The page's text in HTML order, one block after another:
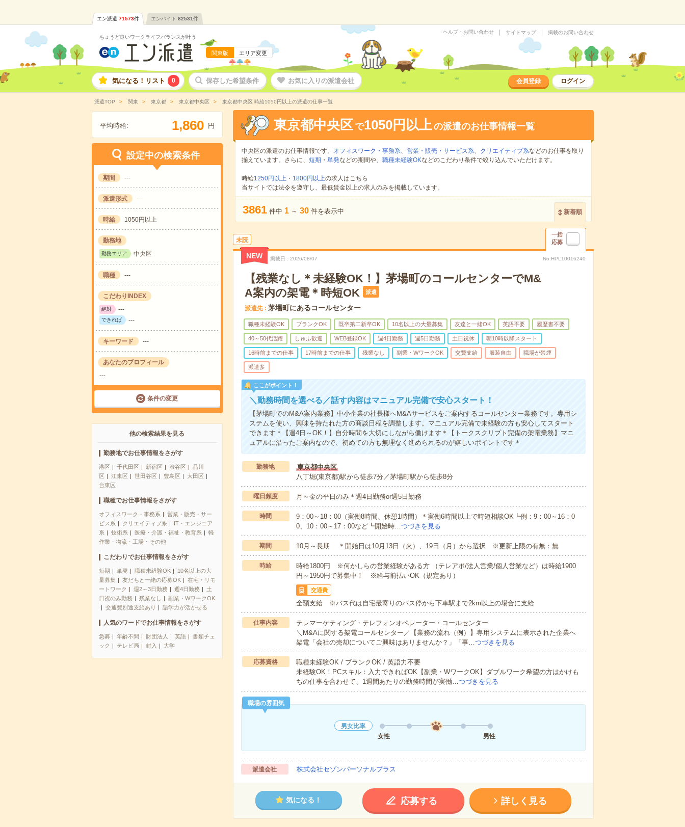
エン派遣 71573件 エンバイト 82531件
ちょうど良いワークライフバランスが叶う
関東版 エリア変更
ヘルプ・お問い合わせ サイトマップ 掲載のお問い合わせ
気になる！リスト 0 保存した希望条件 お気に入りの派遣会社 会員登録 ログイン
派遣TOP 関東 東京都 東京都中央区 東京都中央区 時給1050円以上の派遣の仕事一覧
平均時給: 1,860 円
設定中の検索条件
期間 ---
派遣形式 ---
時給 1050円以上
勤務地
勤務エリア 中央区
職種 ---
こだわりINDEX
絶対 ---
できれば ---
キーワード ---
あなたのプロフィール
---
条件の変更
他の検索結果を見る
勤務地でお仕事情報をさがす
港区 千代田区 新宿区 渋谷区
品川
区
江東区 世田谷区 豊島区
大田区
台東区
職種でお仕事情報をさがす
オフィスワーク・事務系
営業・販売・サー
ビス系
クリエイティブ系
IT・エンジニア
系
技術系 医療・介護・福祉・教育系
軽
作業・物流・工場・その他
こだわりでお仕事情報をさがす
短期 単発 職種未経験OK
10名以上の大
量募集
友だちと一緒の応募OK
在宅・リモ
ートワーク
週2～3日勤務 週4日勤務
土
日祝のみ勤務
残業なし
副業・WワークOK
交通費別途支給あり
語学力が活かせる
人気のワードでお仕事情報をさがす
急募 年齢不問 財団法人 英語
書類チェ
ック
テレビ局 封入 大学
東京都中央区 で1050円以上の派遣のお仕事情報一覧
中央区の派遣のお仕事情報です。 オフィスワーク・事務系、 営業・販売・サービス系、 クリエイティブ系などのお仕事を取り
揃えています。さらに、 短期 ・ 単発などの期間や、 職種未経験OKなどのこだわり条件で絞り込んでいただけます。
時給1250円以上・ 1800円以上の求人はこちら
当サイトでは法令を遵守し、最低賃金以上の求人のみを掲載しています。
3861 件中 1 ～ 30 件を表示中 新着順
未読
一括
応募
NEW 掲載日 2026/08/07 No.HPL10016240
【残業なし＊未経験OK！】茅場町のコールセンターでM&
A案内の架電＊時短OK
派遣
派遣先 茅場町にあるコールセンター
職種未経験OK ブランクOK 既卒第二新卒OK 10名以上の大量募集 友達と一緒OK 英語不要 履歴書不要
40～50代活躍 しゅふ歓迎 WEB登録OK 週4日勤務 週5日勤務 土日祝休 朝10時以降スタート
16時前までの仕事 17時前までの仕事 残業なし 副業・WワークOK 交費支給 服装自由 職場が禁煙
派遣多
ここがポイント！
＼勤務時間を選べる／話す内容はマニュアル完備で安心スタート！
【茅場町でのM&A案内業務】中小企業の社長様へM&Aサービスをご案内するコールセンター業務です。専用シ
ステムを使い、興味を持たれた方の商談日程を調整します。マニュアル完備で未経験の方も安心してスタート
できます＊【週4日～OK！】自分時間を大切にしながら働けます＊【トークスクリプト完備の架電業務】マニ
ュアルに沿ったご案内なので、初めての方も無理なく進められるのが嬉しいポイントです＊
勤務地
東京都中央区
八丁堀(東京都)駅から徒歩7分／茅場町駅から徒歩8分
曜日頻度 月～金の平日のみ＊週4日勤務or週5日勤務
時間
9：00～18：00（実働8時間、休憩1時間）＊実働6時間以上で時短相談OK┗例：9：00～16：0
0、10：00～17：00など┗開始時…つづきを見る
期間 10月～長期 ＊開始日は10月13日（火）、19日（月）から選択 ※更新上限の有無：無
時給
時給1800円 ※何かしらの営業経験がある方 （テレアポ/法人営業/個人営業など）は時給1900
円～1950円で募集中！ ※給与前払いOK（規定あり）
交通費
全額支給 ※バス代は自宅最寄りのバス停から下車駅まで2km以上の場合に支給
仕事内容
テレマーケティング・テレフォンオペレーター・コールセンター
＼M&Aに関する架電コールセンター／【業務の流れ（例）】専用システムに表示された企業へ
架電「会社の売却についてご興味はありませんか？」「事…つづきを見る
応募資格
職種未経験OK / ブランクOK / 英語力不要
未経験OK！PCスキル：入力できればOK【副業・WワークOK】ダブルワーク希望の方はかけも
ちの仕事を合わせて、1週間あたりの勤務時間が実働…つづきを見る
職場の雰囲気
男女比率
女性
男性
派遣会社 株式会社セゾンパーソナルプラス
気になる！ 応募する 詳しく見る